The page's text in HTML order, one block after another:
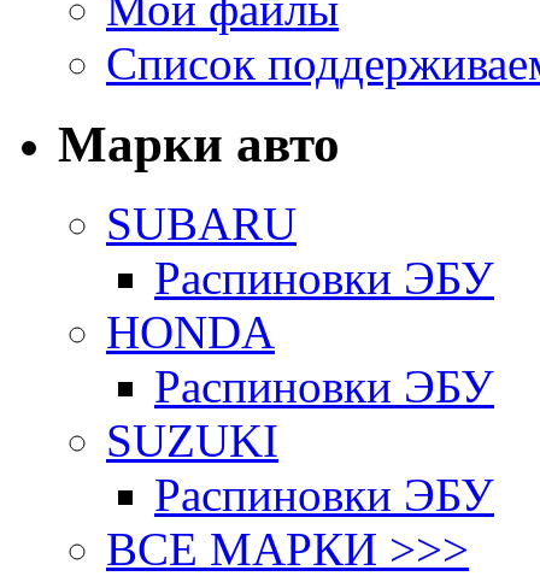
Список
Марки авто
SUBARU
Распиновки ЭБУ
HONDA
Распиновки ЭБУ
SUZUKI
Распиновки ЭБУ
ВСЕ МАРКИ >>>